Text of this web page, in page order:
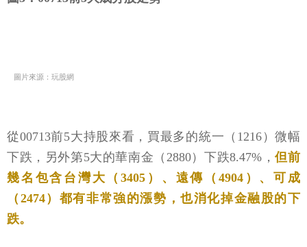
圖片來源：玩股網
從00713前5大持股來看，買最多的統一（1216）微幅
下跌，另外第5大的華南金（2880）下跌8.47%，但前
幾名包含台灣大（3405）、遠傳（4904）、可成
（2474）都有非常強的漲勢，也消化掉金融股的下
跌。